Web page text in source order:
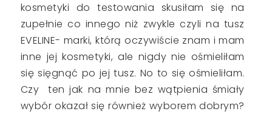
kosmetyki do testowania skusiłam się na
zupełnie co innego niż zwykle czyli na tusz
EVELINE- marki, którą oczywiście znam i mam
inne jej kosmetyki, ale nigdy nie ośmieliłam
się sięgnąć po jej tusz. No to się ośmieliłam.
Czy ten jak na mnie bez wątpienia śmiały
wybór okazał się również wyborem dobrym?